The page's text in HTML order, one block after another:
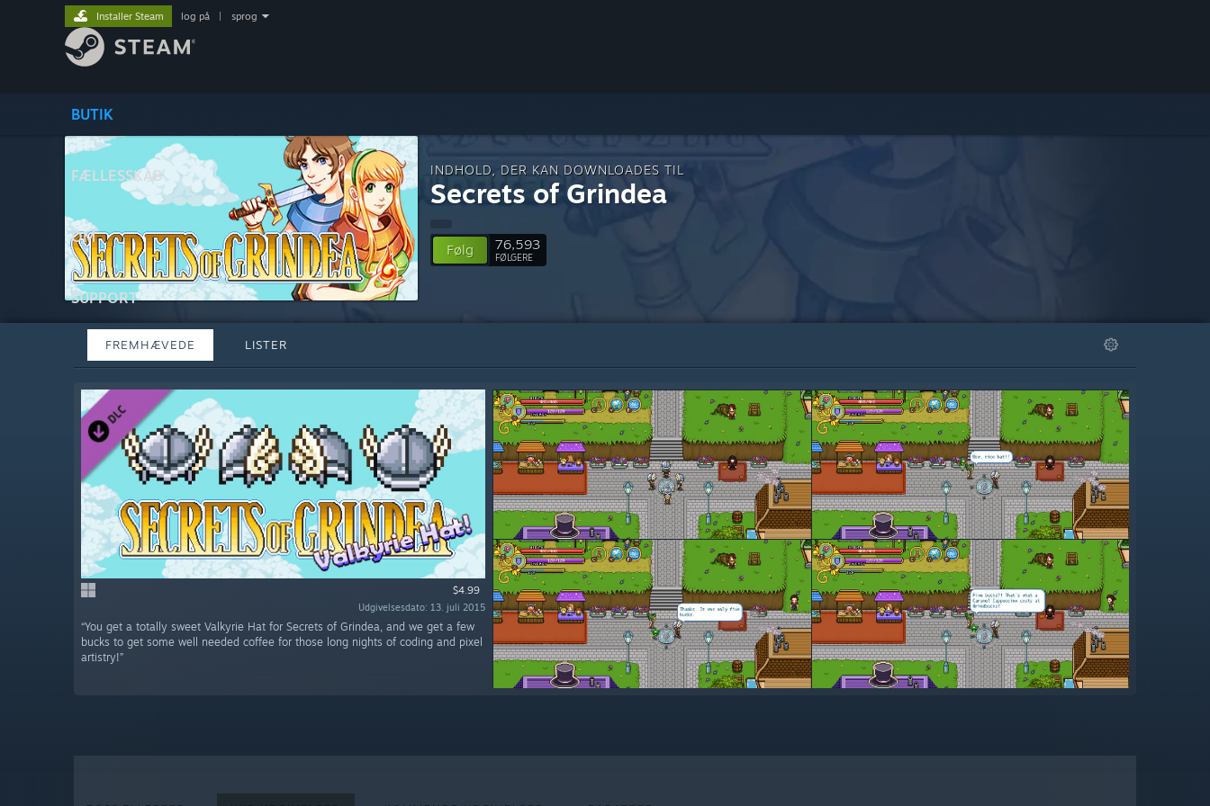
BUTIK
FÆLLESSKAB
OM
SUPPORT
Installer Steam log på sprog
INDHOLD, DER KAN DOWNLOADES TIL
Secrets of Grindea
Følg 76,593
FØLGERE
FREMHÆVEDE LISTER
$4.99
Udgivelsesdato: 13. juli 2015
“You get a totally sweet Valkyrie Hat for Secrets of Grindea, and we get a few
bucks to get some well needed coffee for those long nights of coding and pixel
artistry!”